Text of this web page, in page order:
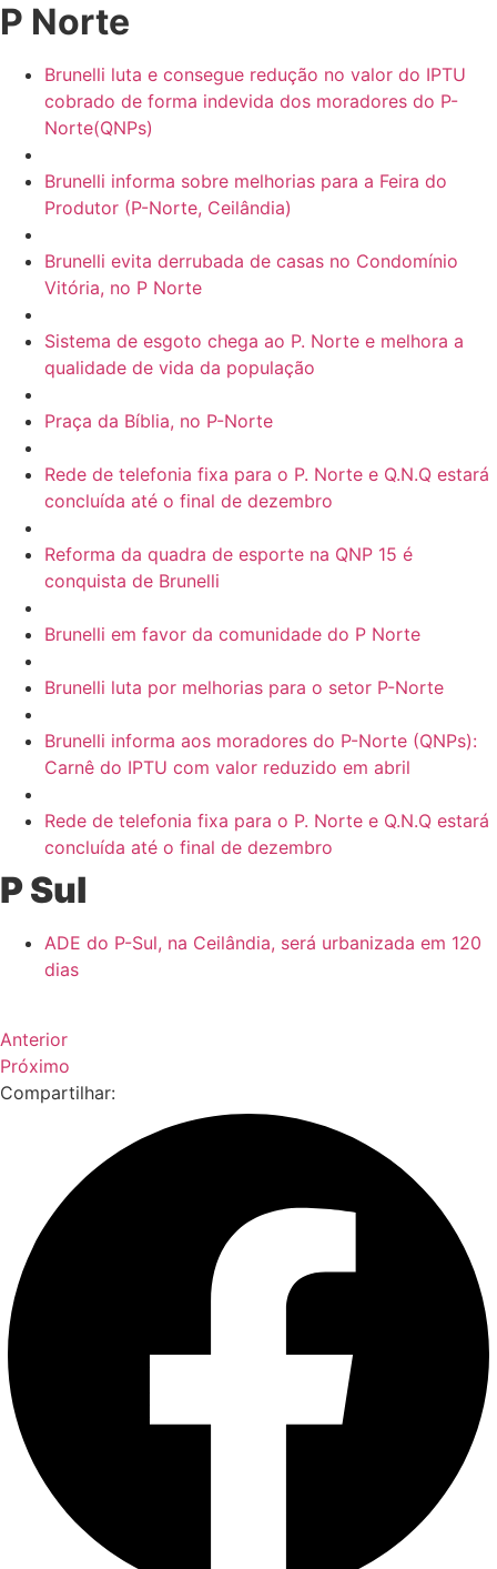
P Norte
Brunelli luta e consegue redução no valor do IPTU
cobrado de forma indevida dos moradores do P-
Norte(QNPs)
Brunelli informa sobre melhorias para a Feira do
Produtor (P-Norte, Ceilândia)
Brunelli evita derrubada de casas no Condomínio
Vitória, no P Norte
Sistema de esgoto chega ao P. Norte e melhora a
qualidade de vida da população
Praça da Bíblia, no P-Norte
Rede de telefonia fixa para o P. Norte e Q.N.Q estará
concluída até o final de dezembro
Reforma da quadra de esporte na QNP 15 é
conquista de Brunelli
Brunelli em favor da comunidade do P Norte
Brunelli luta por melhorias para o setor P-Norte
Brunelli informa aos moradores do P-Norte (QNPs):
Carnê do IPTU com valor reduzido em abril
Rede de telefonia fixa para o P. Norte e Q.N.Q estará
concluída até o final de dezembro
P Sul
ADE do P-Sul, na Ceilândia, será urbanizada em 120
dias
Anterior
Próximo
Compartilhar: